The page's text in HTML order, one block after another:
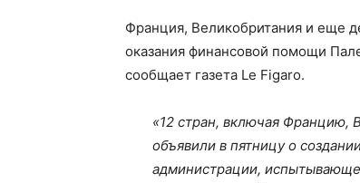
Франция, Великобритания и еще
оказания финансовой помощи
сообщает газета Le Figaro.
«12 стран, включая Францию,
объявили в пятницу о
администрации,